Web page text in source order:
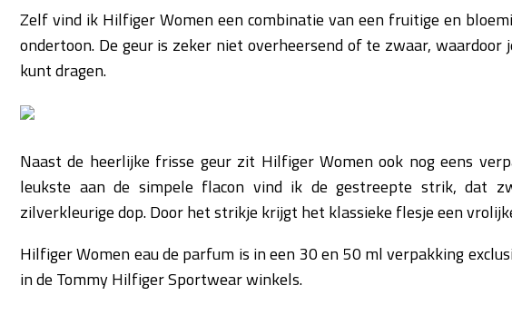
Zelf vind ik Hilfiger Women een combinatie van een fruitige en
ondertoon. De geur is zeker niet overheersend of te zwaar,
kunt dragen.
Naast de heerlijke frisse geur zit Hilfiger Women ook nog eens
leukste aan de simpele flacon vind ik de gestreepte strik, dat
zilverkleurige dop. Door het strikje krijgt het klassieke flesje een
Hilfiger Women eau de parfum is in een 30 en 50 ml verpakking
in de Tommy Hilfiger Sportwear winkels.